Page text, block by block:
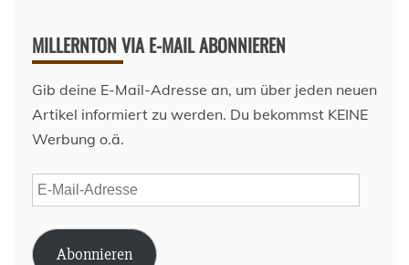
MILLERNTON VIA E-MAIL ABONNIEREN
Gib deine E-Mail-Adresse an, um über jeden neuen
Artikel informiert zu werden. Du bekommst KEINE
Werbung o.ä.
E-
Mail-
Adresse
Abonnieren